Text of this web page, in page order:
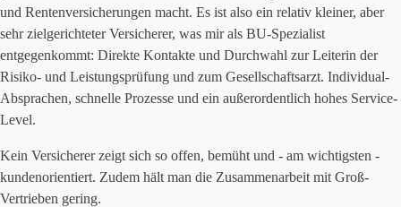
und Rentenversicherungen macht. Es ist also ein relativ kleiner, aber
sehr zielgerichteter Versicherer, was mir als BU-Spezialist
entgegenkommt: Direkte Kontakte und Durchwahl zur Leiterin der
Risiko- und Leistungsprüfung und zum Gesellschaftsarzt. Individual-
Absprachen, schnelle Prozesse und ein außerordentlich hohes Service-
Level.
Kein Versicherer zeigt sich so offen, bemüht und - am wichtigsten -
kundenorientiert. Zudem hält man die Zusammenarbeit mit Groß-
Vertrieben gering.